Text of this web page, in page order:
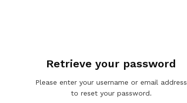
Retrieve your password
Please enter your username or email address
to reset your password.